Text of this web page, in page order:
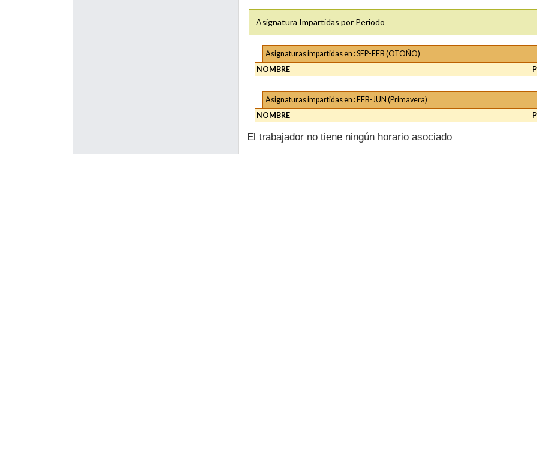
Asignatura Impartidas por Periodo
Asignaturas impartidas en : SEP-FEB (OTOÑO)
NOMBRE
Asignaturas impartidas en : FEB-JUN (Primavera)
NOMBRE
El trabajador no tiene ningún horario asociado